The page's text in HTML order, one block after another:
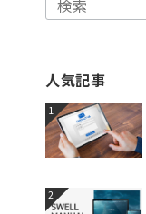
人気記事
1
2